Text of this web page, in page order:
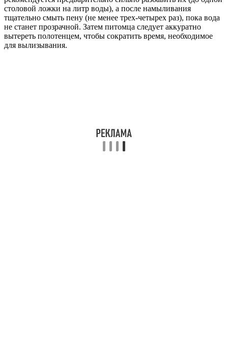
столовой ложки на литр воды), а после намыливания
тщательно смыть пену (не менее трех-четырех раз), пока вода
не станет прозрачной. Затем питомца следует аккуратно
вытереть полотенцем, чтобы сократить время, необходимое
для вылизывания.